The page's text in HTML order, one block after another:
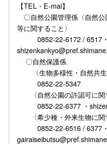
【TEL・E-mai】
〇自然公園管理係〈自然
等に関すること〉
0852-22-6172 / 6517・
〇自然保護係
〈生物多様性・自然共生
0852-22-5347
〈自然公園の許認可に関
0852-22-6377 ・
〈希少種・外来生物に関
0852-22-6516 / 6377・